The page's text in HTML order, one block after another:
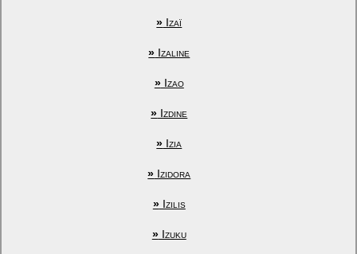
» Izaï
» Izaline
»Izao
» Izdine
» Izia
» Izidora
»Izilis
»Izuku